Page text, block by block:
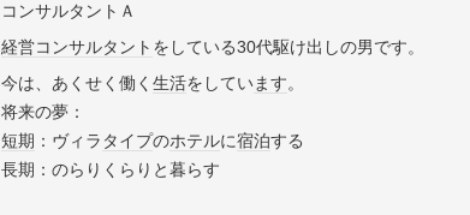
コンサルタントＡ
経営コンサルタント をしている30代駆け出しの男です。
今は、あくせく働く 生活をしています。
将来の夢：
短期 ：ヴィラ タイプのホテルに宿泊する
長期：のらりくらりと暮らす